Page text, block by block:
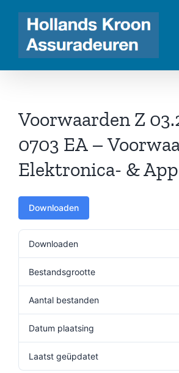
inhoud
Voorwaarden Z
0703 EA –
Elektronica- &
Downloaden
Downloaden
Bestandsgrootte
Aantal bestanden
Datum plaatsing
Laatst geüpdatet